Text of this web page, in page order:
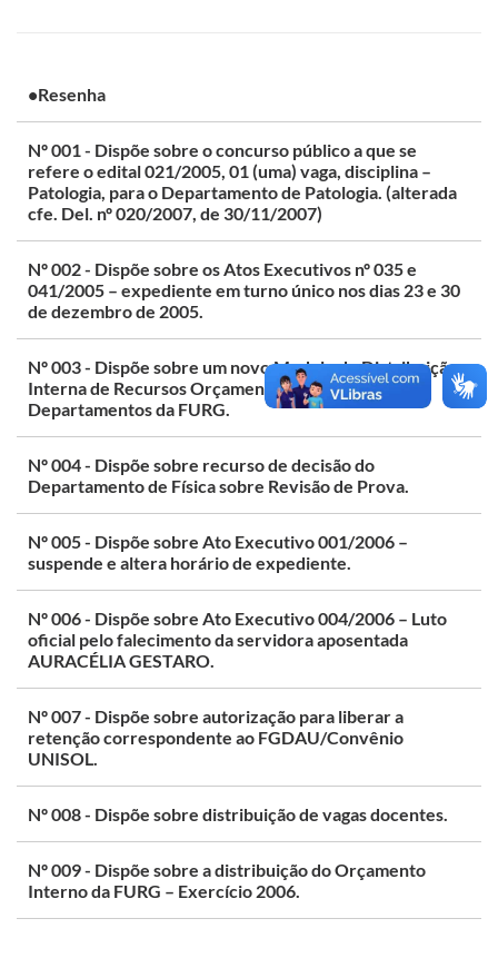
•Resenha
Nº 001 - Dispõe sobre o concurso público a que se
refere o edital 021/2005, 01 (uma) vaga, disciplina –
Patologia, para o Departamento de Patologia. (alterada
cfe. Del. nº 020/2007, de 30/11/2007)
Nº 002 - Dispõe sobre os Atos Executivos nº 035 e
041/2005 – expediente em turno único nos dias 23 e 30
de dezembro de 2005.
Nº 003 - Dispõe sobre um novo Modelo de Distribuição
Interna de Recursos Orçamentários para os
Departamentos da FURG.
Nº 004 - Dispõe sobre recurso de decisão do
Departamento de Física sobre Revisão de Prova.
Nº 005 - Dispõe sobre Ato Executivo 001/2006 –
suspende e altera horário de expediente.
Nº 006 - Dispõe sobre Ato Executivo 004/2006 – Luto
oficial pelo falecimento da servidora aposentada
AURACÉLIA GESTARO.
Nº 007 - Dispõe sobre autorização para liberar a
retenção correspondente ao FGDAU/Convênio
UNISOL.
Nº 008 - Dispõe sobre distribuição de vagas docentes.
Nº 009 - Dispõe sobre a distribuição do Orçamento
Interno da FURG – Exercício 2006.